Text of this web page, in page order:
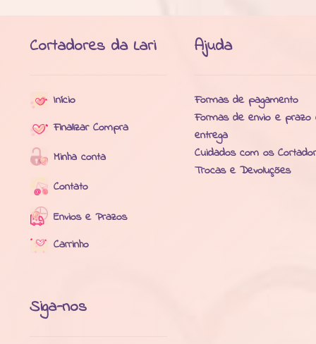
Cortadores da Lari
Início
Finalizar Compra
Minha conta
Contato
Envios e Prazos
Carrinho
Siga-nos
Ajuda
Formas de pagamento
Formas de envio e prazo
entrega
Cuidados com os
Trocas e Devoluções